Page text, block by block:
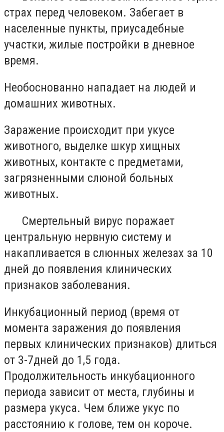
страх перед человеком. Забегает в
населенные пункты, приусадебные
участки, жилые постройки в дневное
время.
Необоснованно нападает на людей и
домашних животных.
Заражение происходит при укусе
животного, выделке шкур хищных
животных, контакте с предметами,
загрязненными слюной больных
животных.
Смертельный вирус поражает
центральную нервную систему и
накапливается в слюнных железах за 10
дней до появления клинических
признаков заболевания.
Инкубационный период (время от
момента заражения до появления
первых клинических признаков) длиться
от 3-7дней до 1,5 года.
Продолжительность инкубационного
периода зависит от места, глубины и
размера укуса. Чем ближе укус по
расстоянию к голове, тем он короче.